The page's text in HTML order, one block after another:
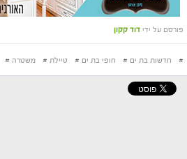
פורסם על ידי דוד קקון
# חדשות בת ים # חופי בת ים # טיילת # משטרה #